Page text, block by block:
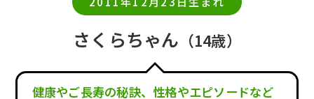
さくらちゃん （14歳）
健康やご長寿の秘訣、性格やエピソードなど